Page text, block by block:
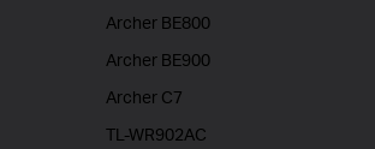
Archer BE800
Archer BE900
Archer C7
TL-WR902AC